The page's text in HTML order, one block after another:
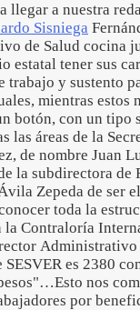
llegar a nuestra
Sisniega
de Salud cocina
tener sus
trabajo y sustento
mientras estos
botón, con un tipo
áreas de la
de nombre Juan
la subdirectora
Zepeda de ser
toda la
Contraloría
es 2380
nos
por